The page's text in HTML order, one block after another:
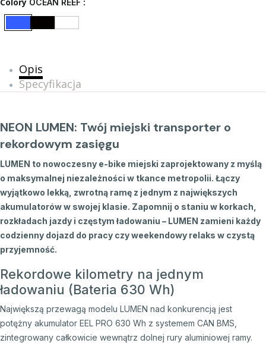
OCEAN REEF
Opis
Specyfikacja
NEON LUMEN: Twój miejski transporter o
rekordowym zasięgu
LUMEN to nowoczesny e-bike miejski zaprojektowany z myślą
o maksymalnej niezależności w tkance metropolii. Łączy
wyjątkowo lekką, zwrotną ramę z jednym z największych
akumulatorów w swojej klasie. Zapomnij o staniu w korkach,
rozkładach jazdy i częstym ładowaniu – LUMEN zamieni każdy
codzienny dojazd do pracy czy weekendowy relaks w czystą
przyjemność.
Rekordowe kilometry na jednym
ładowaniu (Bateria 630 Wh)
Największą przewagą modelu LUMEN nad konkurencją jest
potężny akumulator EEL PRO 630 Wh z systemem CAN BMS,
zintegrowany całkowicie wewnątrz dolnej rury aluminiowej ramy.